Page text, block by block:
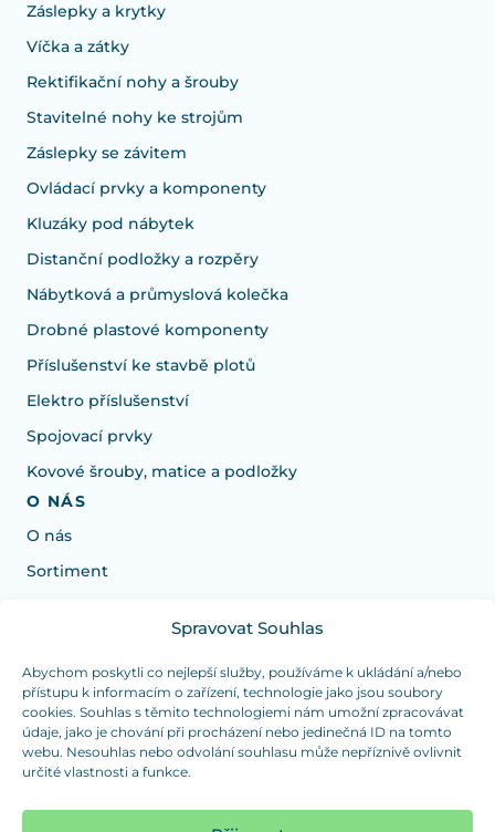
Spravovat Souhlas
Abychom poskytli co nejlepší služby, používáme k ukládání a/nebo
přístupu k informacím o zařízení, technologie jako jsou soubory
cookies. Souhlas s těmito technologiemi nám umožní zpracovávat
údaje, jako je chování při procházení nebo jedinečná ID na tomto
webu. Nesouhlas nebo odvolání souhlasu může nepříznivě ovlivnit
určité vlastnosti a funkce.
Záslepky a krytky
Víčka a zátky
Rektifikační nohy a šrouby
Stavitelné nohy ke strojům
Záslepky se závitem
Ovládací prvky a komponenty
Kluzáky pod nábytek
Distanční podložky a rozpěry
Nábytková a průmyslová kolečka
Drobné plastové komponenty
Příslušenství ke stavbě plotů
Elektro příslušenství
Spojovací prvky
Kovové šrouby, matice a podložky
O NÁS
O nás
Sortiment
Potřebujete poradit s výběrem?
Jsme tu pro vás Pondělí-Čtvrtek od: 7:30 - 15:30 hodin
a Pátek od 7:30 - 14:30 hodin
info@dualpraha.cz +420 725 802 767
(platba pouze v hotovosti)